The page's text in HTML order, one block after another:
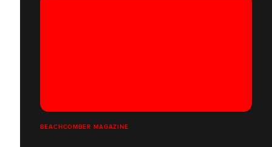
BEACHCOMBER MAGAZINE